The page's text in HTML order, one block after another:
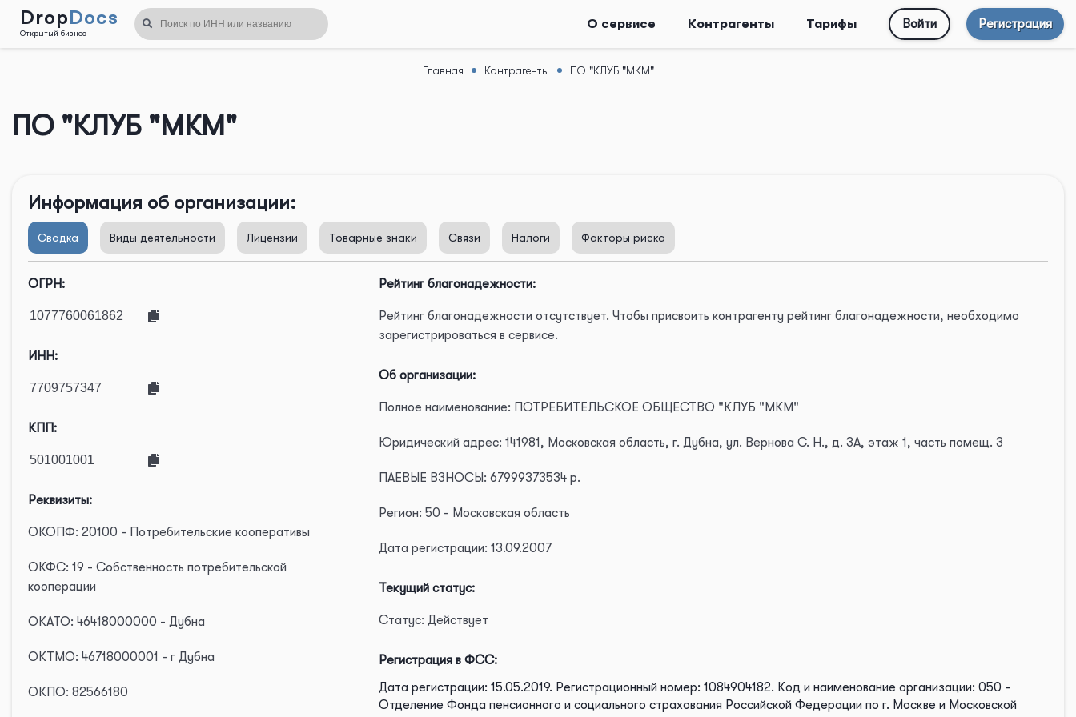
DropDocs
Открытый бизнес
О сервисе Контрагенты Тарифы Войти Регистрация
Главная Контрагенты ПО "КЛУБ "МКМ"
ПО "КЛУБ "МКМ"
Информация об организации:
Сводка Виды деятельности Лицензии Товарные знаки Связи Налоги Факторы риска
ОГРН:
ИНН:
КПП:
Реквизиты:
ОКОПФ: 20100 - Потребительские кооперативы
ОКФС: 19 - Собственность потребительской
кооперации
ОКАТО: 46418000000 - Дубна
ОКТМО: 46718000001 - г Дубна
ОКПО: 82566180
Рейтинг благонадежности:
Рейтинг благонадежности отсутствует. Чтобы присвоить контрагенту рейтинг благонадежности, необходимо
зарегистрироваться в сервисе.
Об организации:
Полное наименование: ПОТРЕБИТЕЛЬСКОЕ ОБЩЕСТВО "КЛУБ "МКМ"
Юридический адрес: 141981, Московская область, г. Дубна, ул. Вернова С. Н., д. 3А, этаж 1, часть помещ. 3
ПАЕВЫЕ ВЗНОСЫ: 67999373534 р.
Регион: 50 - Московская область
Дата регистрации: 13.09.2007
Текущий статус:
Статус: Действует
Регистрация в ФСС:
Дата регистрации: 15.05.2019. Регистрационный номер: 1084904182. Код и наименование организации: 050 -
Отделение Фонда пенсионного и социального страхования Российской Федерации по г. Москве и Московской